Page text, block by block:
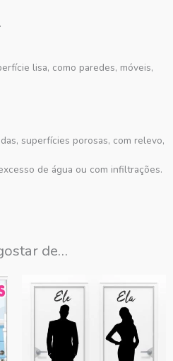
lisa, como paredes, móveis,
superfícies porosas, com relevo,
de água ou com infiltrações.
de…